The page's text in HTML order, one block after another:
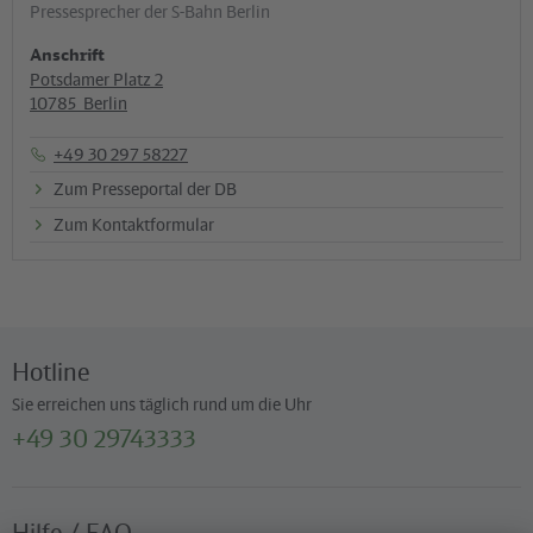
Pressesprecher der S-Bahn Berlin
Anschrift
Potsdamer Platz 2
10785 Berlin
+49 30 297 58227
Zum Presseportal der DB
Zum Kontaktformular
Hotline
Sie erreichen uns täglich rund um die Uhr
+49 30 29743333